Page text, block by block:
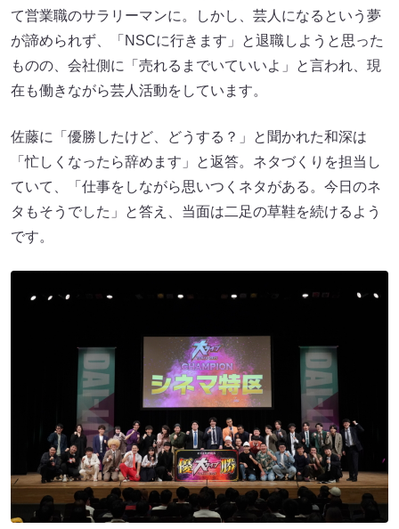
て営業職のサラリーマンに。しかし、芸人になるという夢
が諦められず、「NSCに行きます」と退職しようと思った
ものの、会社側に「売れるまでいていいよ」と言われ、現
在も働きながら芸人活動をしています。
佐藤に「優勝したけど、どうする？」と聞かれた和深は
「忙しくなったら辞めます」と返答。ネタづくりを担当し
ていて、「仕事をしながら思いつくネタがある。今日のネ
タもそうでした」と答え、当面は二足の草鞋を続けるよう
です。